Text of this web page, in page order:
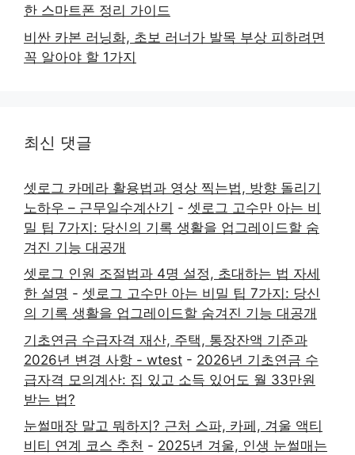
한 스마트폰 정리 가이드
비싼 카본 러닝화, 초보 러너가 발목 부상 피하려면
꼭 알아야 할 1가지
최신 댓글
셋로그 카메라 활용법과 영상 찍는법, 방향 돌리기
노하우 – 근무일수계산기 - 셋로그 고수만 아는 비
밀 팁 7가지: 당신의 기록 생활을 업그레이드할 숨
겨진 기능 대공개
셋로그 인원 조절법과 4명 설정, 초대하는 법 자세
한 설명 - 셋로그 고수만 아는 비밀 팁 7가지: 당신
의 기록 생활을 업그레이드할 숨겨진 기능 대공개
기초연금 수급자격 재산, 주택, 통장잔액 기준과
2026년 변경 사항 - wtest - 2026년 기초연금 수
급자격 모의계산: 집 있고 소득 있어도 월 33만원
받는 법?
눈썰매장 말고 뭐하지? 근처 스파, 카페, 겨울 액티
비티 연계 코스 추천 - 2025년 겨울, 인생 눈썰매는